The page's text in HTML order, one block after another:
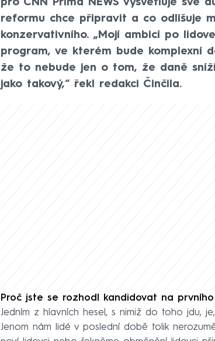
pro CNN Prima NEWS vysvětluje své
reformu chce připravit a co odlišuje
konzervativního. „Mojí ambicí po
program, ve kterém bude komplexní
že to nebude jen o tom, že daně
jako takový,“ řekl redakci Činčila.
Proč jste se rozhodl kandidovat na
Jedním z hlavních hesel, s nimiž do toho jdu,
Jenom nám lidé v poslední době tolik